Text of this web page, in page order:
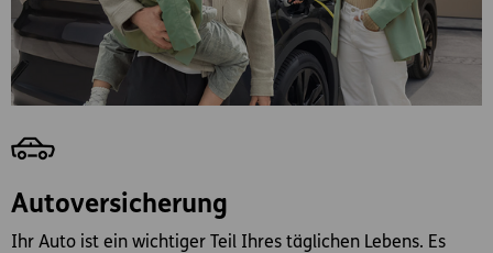
Autoversicherung
Ihr Auto ist ein wichtiger Teil Ihres täglichen Lebens. Es